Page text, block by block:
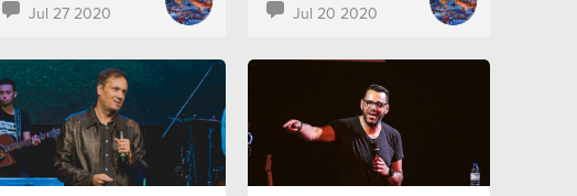
Jul 27 2020
Jul 20 2020